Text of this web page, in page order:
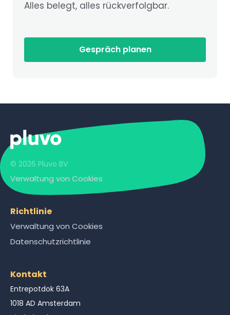
Alles belegt, alles rückverfolgbar.
Gespräch planen
© 2026 Pluvo BV
Verwaltung von Cookies
Richtlinie
Verwaltung von Cookies
Datenschutzrichtlinie
Kontakt
Entrepotdok 63A
1018 AD Amsterdam